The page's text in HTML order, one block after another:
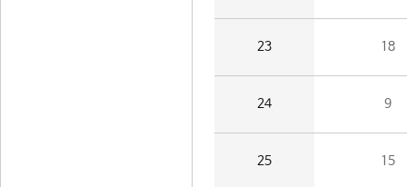
23 18
24 9
25 15